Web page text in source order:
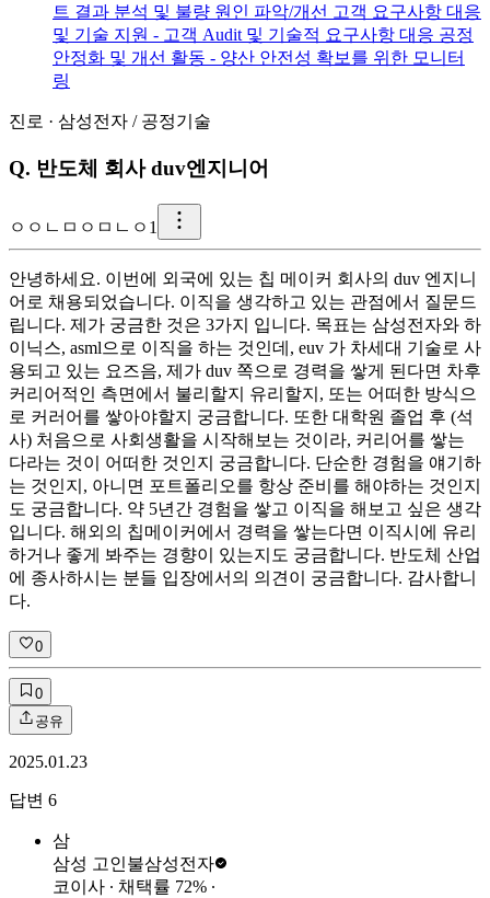
트 결과 분석 및 불량 원인 파악/개선 고객 요구사항 대응
및 기술 지원 - 고객 Audit 및 기술적 요구사항 대응 공정
안정화 및 개선 활동 - 양산 안전성 확보를 위한 모니터
링
진로 · 삼성전자 / 공정기술
Q. 반도체 회사 duv엔지니어
ㅇ ㅇㄴㅁㅇㅁㄴㅇ1
안녕하세요. 이번에 외국에 있는 칩 메이커 회사의 duv 엔지니
어로 채용되었습니다. 이직을 생각하고 있는 관점에서 질문드
립니다. 제가 궁금한 것은 3가지 입니다. 목표는 삼성전자와 하
이닉스, asml으로 이직을 하는 것인데, euv 가 차세대 기술로 사
용되고 있는 요즈음, 제가 duv 쪽으로 경력을 쌓게 된다면 차후
커리어적인 측면에서 불리할지 유리할지, 또는 어떠한 방식으
로 커러어를 쌓아야할지 궁금합니다. 또한 대학원 졸업 후 (석
사) 처음으로 사회생활을 시작해보는 것이라, 커리어를 쌓는
다라는 것이 어떠한 것인지 궁금합니다. 단순한 경험을 얘기하
는 것인지, 아니면 포트폴리오를 항상 준비를 해야하는 것인지
도 궁금합니다. 약 5년간 경험을 쌓고 이직을 해보고 싶은 생각
입니다. 해외의 칩메이커에서 경력을 쌓는다면 이직시에 유리
하거나 좋게 봐주는 경향이 있는지도 궁금합니다. 반도체 산업
에 종사하시는 분들 입장에서의 의견이 궁금합니다. 감사합니
다.
0
0
공유
2025.01.23
답변 6
삼
삼성 고인불삼성전자
코이사 ∙ 채택률 72% ∙